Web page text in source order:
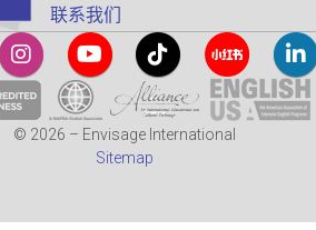
联系我们
© 2026 – Envisage International
Sitemap